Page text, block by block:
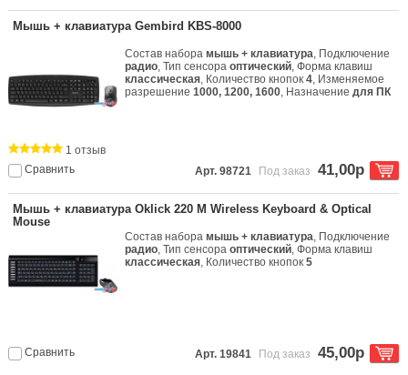
Мышь + клавиатура Gembird KBS-8000
Состав наборамышь + клавиатура, Подключение
радио, Тип сенсораоптический, Форма клавиш
классическая, Количество кнопок4, Изменяемое
разрешение1000, 1200, 1600, Назначениедля ПК
Сравнить
1 отзыв
Арт. 98721
Под заказ 41,00р
Мышь + клавиатура Oklick 220 M Wireless Keyboard & Optical
Mouse
Состав наборамышь + клавиатура, Подключение
радио, Тип сенсораоптический, Форма клавиш
классическая, Количество кнопок5
Сравнить Арт. 19841 Под заказ 45,00р